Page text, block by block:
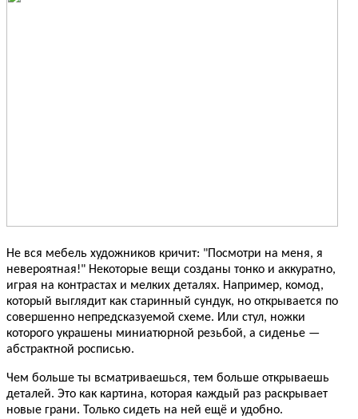
Не вся мебель художников кричит: "Посмотри на меня, я
невероятная!" Некоторые вещи созданы тонко и аккуратно,
играя на контрастах и мелких деталях. Например, комод,
который выглядит как старинный сундук, но открывается по
совершенно непредсказуемой схеме. Или стул, ножки
которого украшены миниатюрной резьбой, а сиденье —
абстрактной росписью.
Чем больше ты всматриваешься, тем больше открываешь
деталей. Это как картина, которая каждый раз раскрывает
новые грани. Только сидеть на ней ещё и удобно.